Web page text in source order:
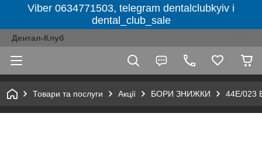
Viber 0634771503, telegram dentalclubkyiv і
dental_club_sale
Дентал-Клуб
Товари та послуги Акції БОРИ ЗНИЖКИ 44Е/023